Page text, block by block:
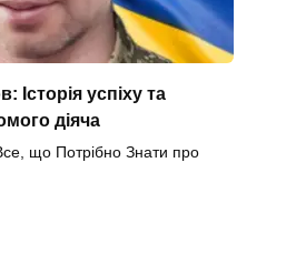
Історія успіху та
діяча
що Потрібно Знати про